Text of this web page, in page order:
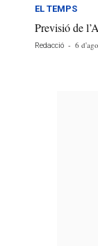
EL TEMPS
Previsió de
Redacció - 6